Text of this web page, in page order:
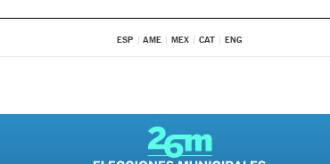
ESP AME MEX CAT ENG